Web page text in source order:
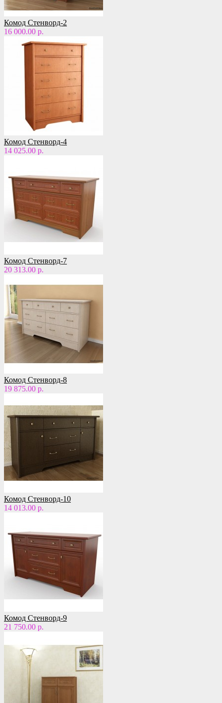
Комод Стенворд-2
16 000.00 р.
Комод Стенворд-4
14 025.00 р.
Комод Стенворд-7
20 313.00 р.
Комод Стенворд-8
19 875.00 р.
Комод Стенворд-10
14 013.00 р.
Комод Стенворд-9
21 750.00 р.